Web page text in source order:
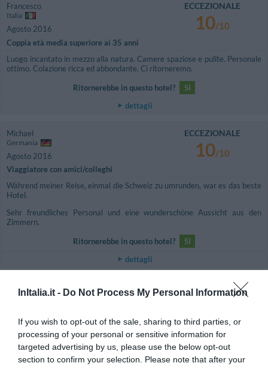
InItalia.it - Do Not Process My Personal Information
If you wish to opt-out of the sale, sharing to third parties, or
processing of your personal or sensitive information for
targeted advertising by us, please use the below opt-out
section to confirm your selection. Please note that after your
Francesco
Italia
Agosto 2016
Coppia età media superiore ai 35 anni
ECCEZIONALE
10/10
Luogo incantato in mezzo alla natura. Camere spaziose e pulite. Personale
ottimo. Colazione ricca ed abbondante. Ci ritorneremo.
Ritornerebbe in questo hotel?
SI
dettagli
Michael
Germania
Agosto 2016
Viaggiatore con amici/colleghi
ECCEZIONALE
10/10
Während meiner Reise, einmal die Schweiz zu umrunden, war es das beste
Hotel.
Sehr freundliches Personal und eine wunderschöne Aussicht aus den
Zimmern.
Ritornerebbe in questo hotel?
SI
dettagli
Simone
Italia
Viaggiatore Singolo Business
ECCEZIONALE
10
Ritornerebbe in questo hotel?
dettagli